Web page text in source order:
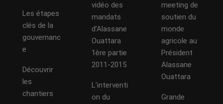
Les étapes
clés de la
gouvernanc
e
Découvrir
les
chantiers
vidéo des
mandats
d’Alassane
Ouattara
1ère partie
2011-2015
L’interventi
on du
meeting de
soutien du
monde
agricole au
Président
Alassane
Ouattara
Grande